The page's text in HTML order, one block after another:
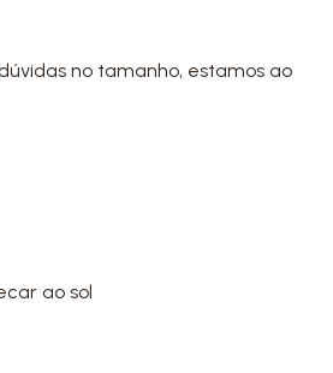
no tamanho, estamos ao
ao sol